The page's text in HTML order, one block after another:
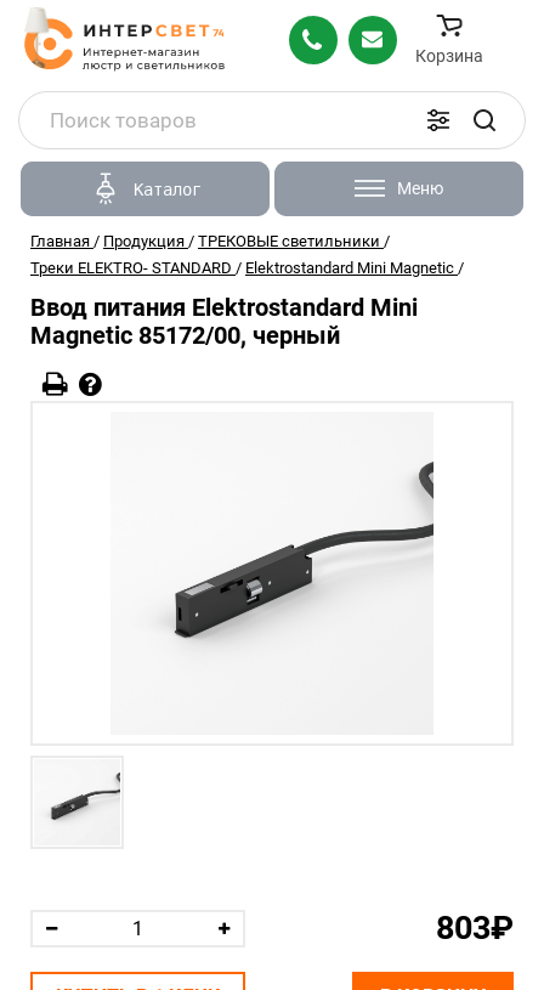
Корзина
Каталог Меню
Главная / Продукция / ТРЕКОВЫЕ светильники /
Треки ELEKTRO- STANDARD / Elektrostandard Mini Magnetic /
Ввод питания Elektrostandard Mini
Magnetic 85172/00, черный
803₽